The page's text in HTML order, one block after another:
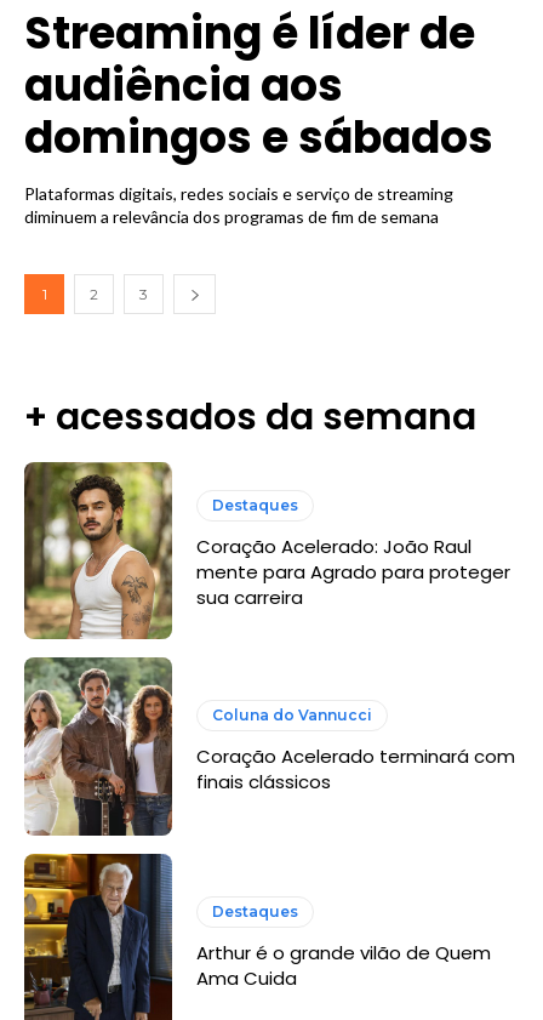
Streaming é líder de
audiência aos
domingos e sábados
Plataformas digitais, redes sociais e serviço de streaming
diminuem a relevância dos programas de fim de semana
1 2 3
+ acessados da semana
Destaques
Coração Acelerado: João Raul
mente para Agrado para proteger
sua carreira
Coluna do Vannucci
Coração Acelerado terminará com
finais clássicos
Destaques
Arthur é o grande vilão de Quem
Ama Cuida